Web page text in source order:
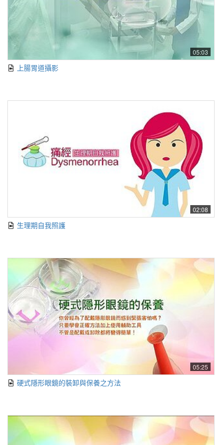
05:03
上腸胃道攝影
02:08
生理期自我照護
05:25
硬式隱形眼鏡的裝卸與保養之方法